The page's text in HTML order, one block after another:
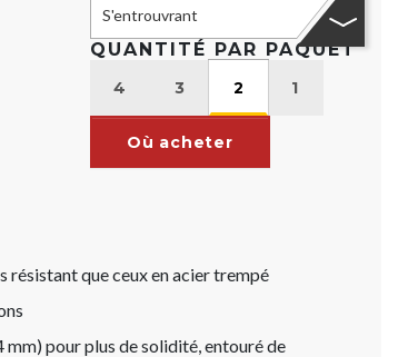
S'entrouvrant
QUANTITÉ PAR PAQUET
4 3 2 1
Où acheter
résistant que ceux en acier trempé
pour plus de solidité, entouré de